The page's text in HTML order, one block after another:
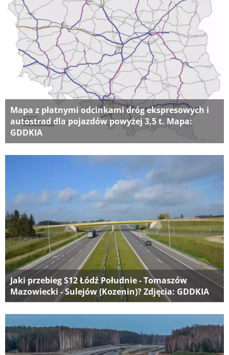
Mapa z płatnymi odcinkami dróg ekspresowych i
autostrad dla pojazdów powyżej 3,5 t. Mapa:
GDDKIA
Jaki przebieg S12 Łódź Południe - Tomaszów
Mazowiecki - Sulejów (Kozenin)? Zdjęcia: GDDKIA